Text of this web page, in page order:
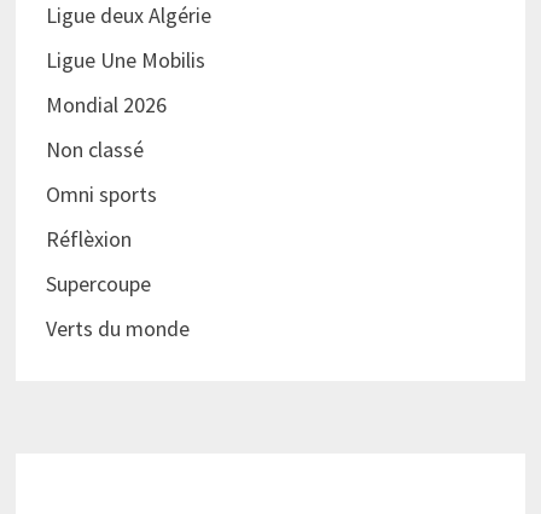
Ligue deux Algérie
Ligue Une Mobilis
Mondial 2026
Non classé
Omni sports
Réflèxion
Supercoupe
Verts du monde